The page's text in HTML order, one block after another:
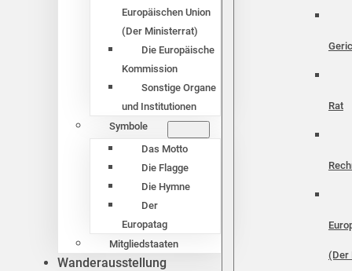
Europäischen Union
(Der Ministerrat)
Die Europäische
Kommission
Sonstige Organe
und Institutionen
Symbole
Das Motto
Die Flagge
Die Hymne
Der
Europatag
Mitgliedstaaten
Wanderausstellung
Rat
(Der